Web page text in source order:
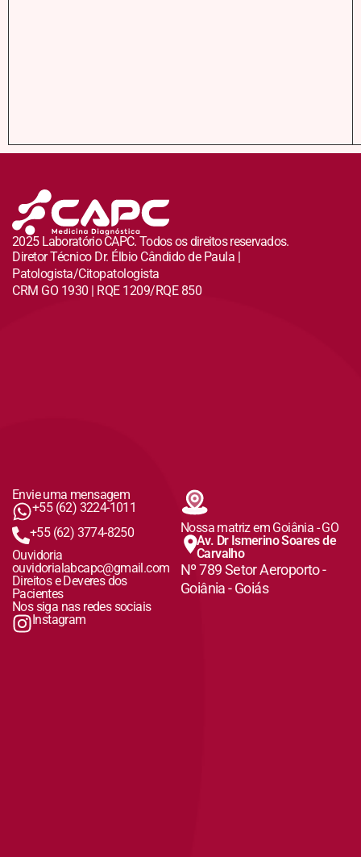
2025 Laboratório CAPC. Todos os direitos reservados.
Diretor Técnico Dr. Élbio Cândido de Paula |
Patologista/Citopatologista
CRM GO 1930 | RQE 1209/RQE 850
Envie uma mensagem
+55 (62) 3224-1011
+55 (62) 3774-8250
Ouvidoria
ouvidorialabcapc@gmail.com
Direitos e Deveres dos
Pacientes
Nos siga nas redes sociais
Instagram
Nossa matriz em Goiânia - GO
Av. Dr Ismerino Soares de
Carvalho
Nº 789 Setor Aeroporto -
Goiânia - Goiás